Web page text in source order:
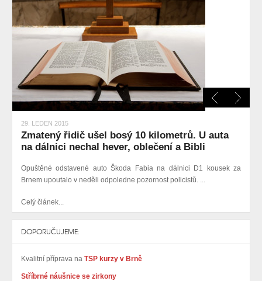
29. LEDEN 2015
Zmatený řidič ušel bosý 10 kilometrů. U auta
na dálnici nechal hever, oblečení a Bibli
Opuštěné odstavené auto Škoda Fabia na dálnici D1 kousek za
Brnem upoutalo v neděli odpoledne pozornost policistů. ...
Celý článek...
DOPORUČUJEME:
Kvalitní příprava na TSP kurzy v Brně
Stříbrné náušnice se zirkony